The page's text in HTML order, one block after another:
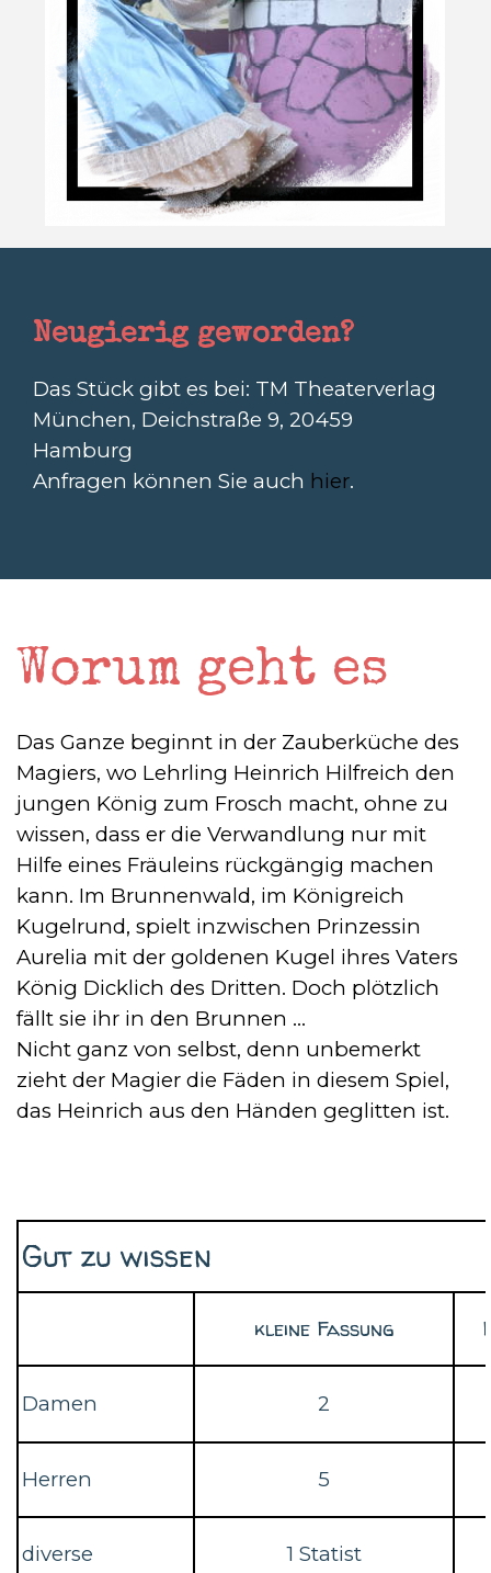
Neugierig geworden?
Das Stück gibt es bei: TM Theaterverlag
München, Deichstraße 9, 20459
Hamburg
Anfragen können Sie auch hier.
Worum geht es
Das Ganze beginnt in der Zauberküche des
Magiers, wo Lehrling Heinrich Hilfreich den
jungen König zum Frosch macht, ohne zu
wissen, dass er die Verwandlung nur mit
Hilfe eines Fräuleins rückgängig machen
kann. Im Brunnenwald, im Königreich
Kugelrund, spielt inzwischen Prinzessin
Aurelia mit der goldenen Kugel ihres Vaters
König Dicklich des Dritten. Doch plötzlich
fällt sie ihr in den Brunnen ...
Nicht ganz von selbst, denn unbemerkt
zieht der Magier die Fäden in diesem Spiel,
das Heinrich aus den Händen geglitten ist.
Gut zu wissen
kleine Fassung
Damen 2
Herren 5
diverse 1 Statist